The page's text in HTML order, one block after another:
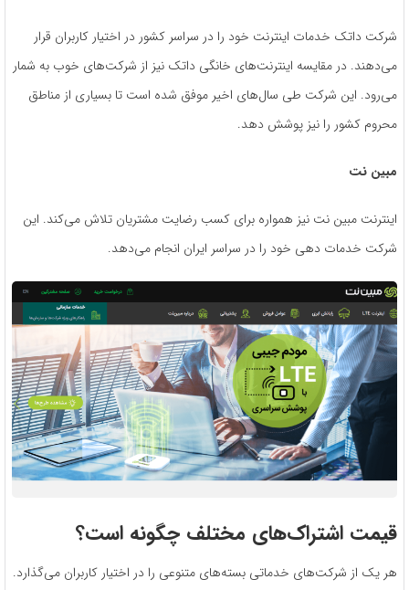
شرکت داتک خدمات اینترنت خود را در سراسر کشور در اختیار کاربران قرار
می‌دهند. در مقایسه اینترنت‌های خانگی داتک نیز از شرکت‌های خوب به شمار
می‌رود. این شرکت طی سال‌های اخیر موفق شده است تا بسیاری از مناطق
محروم کشور را نیز پوشش دهد.
مبین نت
اینترنت مبین نت نیز همواره برای کسب رضایت مشتریان تلاش می‌کند. این
شرکت خدمات دهی خود را در سراسر ایران انجام می‌دهد.
قیمت اشتراک‌های مختلف چگونه است؟
هر یک از شرکت‌های خدماتی بسته‌های متنوعی را در اختیار کاربران می‌گذارد.